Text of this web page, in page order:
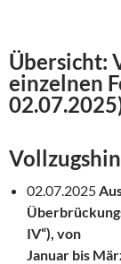
Übersicht:
einzelnen
02.07.2025
IV“), von
Januar bis